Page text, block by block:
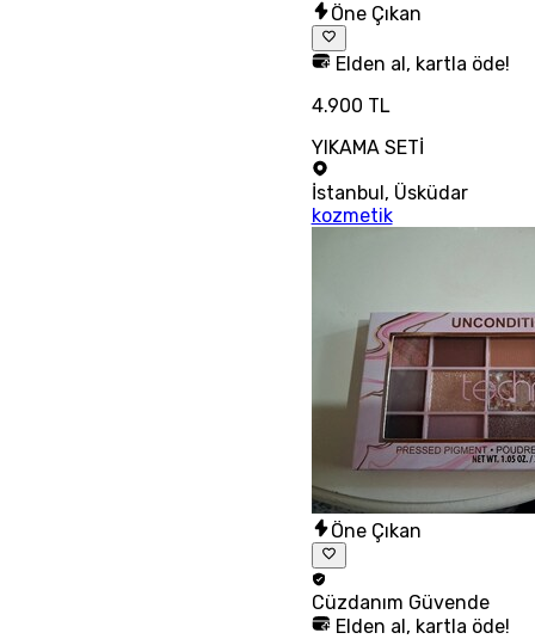
Öne Çıkan
Elden al, kartla öde!
4.900 TL
YIKAMA SETİ
İstanbul, Üsküdar
kozmetik
Öne Çıkan
Cüzdanım Güvende
Elden al, kartla öde!